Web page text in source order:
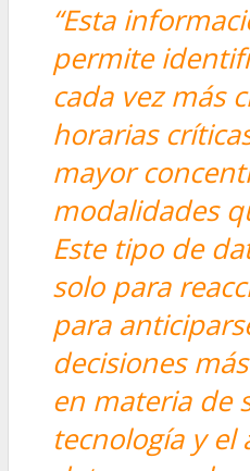
“Esta
permite
cada vez más
horarias
mayor
modalidades
Este tipo de
solo para
para
decisiones
en materia de
tecnología y el